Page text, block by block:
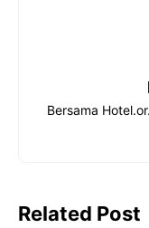
Bersama
Related Post